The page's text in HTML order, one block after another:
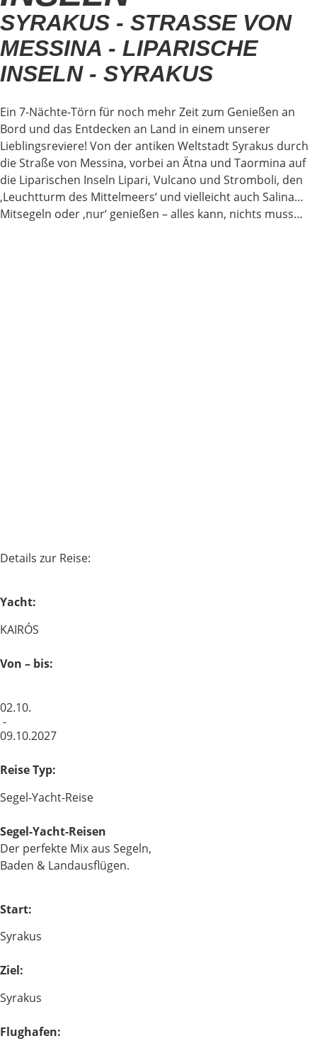
SYRAKUS - STRASSE VON M
ESSINA - LIPARISCHE I
NSELN - SYRAKUS
Ein 7-Nächte-Törn für noch mehr Zeit zum Genießen an
Bord und das Entdecken an Land in einem unserer
Lieblingsreviere! Von der antiken Weltstadt Syrakus durch
die Straße von Messina, vorbei an Ätna und Taormina auf
die Liparischen Inseln Lipari, Vulcano und Stromboli, den
‚Leuchtturm des Mittelmeers‘ und vielleicht auch Salina…
Mitsegeln oder ‚nur‘ genießen – alles kann, nichts muss…
Details zur Reise:
Yacht:
KAIRÓS
Von – bis:
02.10.
-
09.10.2027
Reise Typ:
Segel-Yacht-Reise
Segel-Yacht-Reisen
Der perfekte Mix aus Segeln,
Baden & Landausflügen.
Start:
Syrakus
Ziel:
Syrakus
Flughafen: